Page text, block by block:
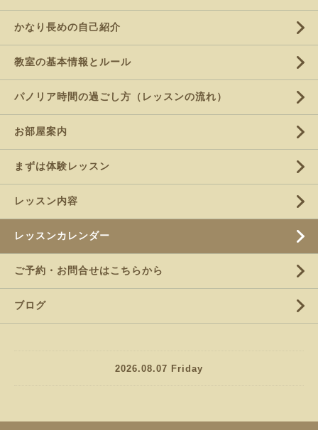
かなり長めの自己紹介
教室の基本情報とルール
パノリア時間の過ごし方（レッスンの流れ）
お部屋案内
まずは体験レッスン
レッスン内容
レッスンカレンダー
ご予約・お問合せはこちらから
ブログ
2026.08.07 Friday